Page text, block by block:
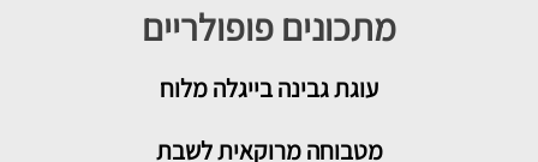
מתכונים פופולריים
עוגת גבינה בייגלה מלוח
מטבוחה מרוקאית לשבת